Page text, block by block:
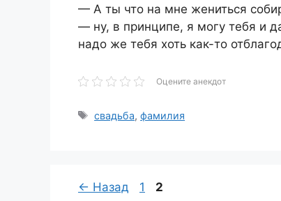
— А ты что на мне жениться
— ну, в принципе, я могу тебя и
надо же тебя хоть как-то
Оцените анекдот
Метки
свадьба,фамилия
← Назад Страница
1 Страница
2